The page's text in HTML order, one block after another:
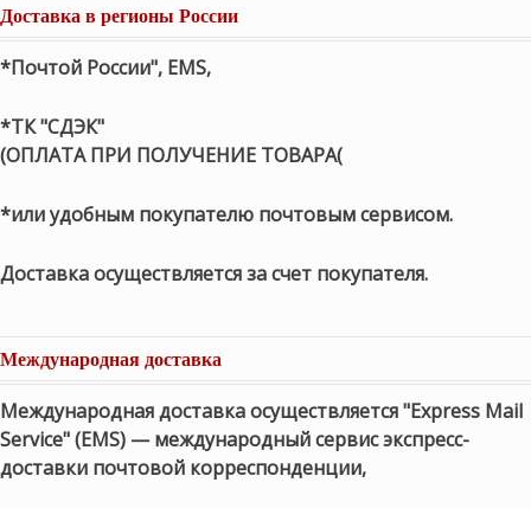
Доставка в регионы России
*Почтой России", EMS,
*ТК "СДЭК"
(ОПЛАТА ПРИ ПОЛУЧЕНИЕ ТОВАРА(
*или удобным покупателю почтовым сервисом.
Доставка осуществляется за счет покупателя.
Международная доставка
Международная доставка осуществляется "Express Mail
Service" (EMS) — международный сервис экспресс-
доставки почтовой корреспонденции,